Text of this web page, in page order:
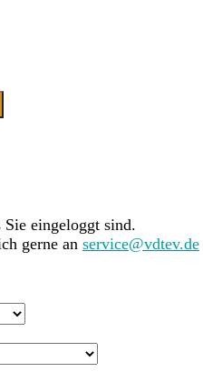
eingeloggt sind.
gerne an service@vdtev.de